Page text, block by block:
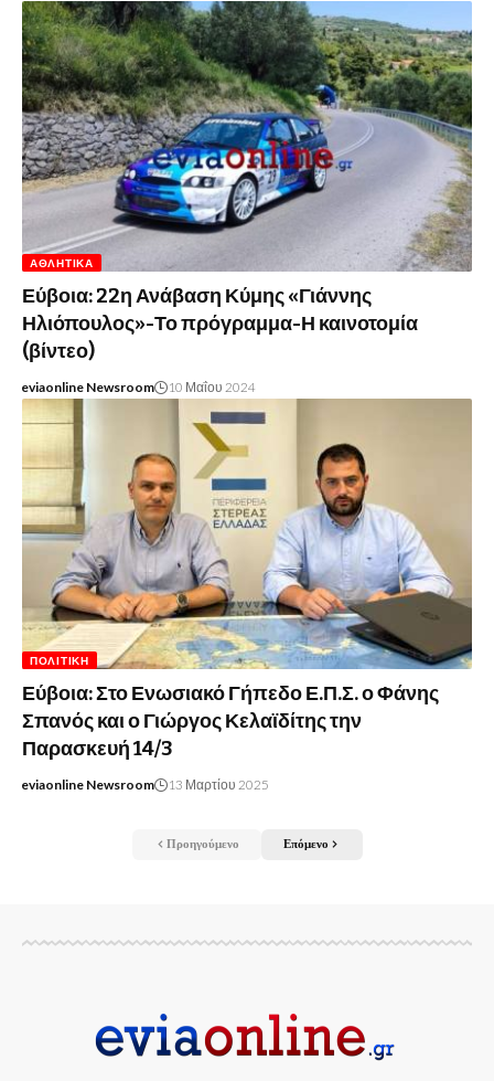
ΑΘΛΗΤΙΚΆ
Εύβοια: 22η Ανάβαση Κύμης «Γιάννης
Ηλιόπουλος»-Το πρόγραμμα-Η καινοτομία
(βίντεο)
eviaonline Newsroom 10 Μαΐου 2024
ΠΟΛΙΤΙΚΉ
Εύβοια: Στο Ενωσιακό Γήπεδο Ε.Π.Σ. ο Φάνης
Σπανός και ο Γιώργος Κελαϊδίτης την
Παρασκευή 14/3
eviaonline Newsroom 13 Μαρτίου 2025
Προηγούμενο Επόμενο